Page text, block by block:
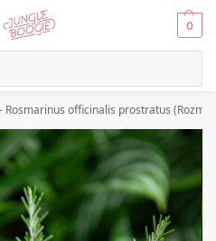
0
- Rosmarinus officinalis prostratus